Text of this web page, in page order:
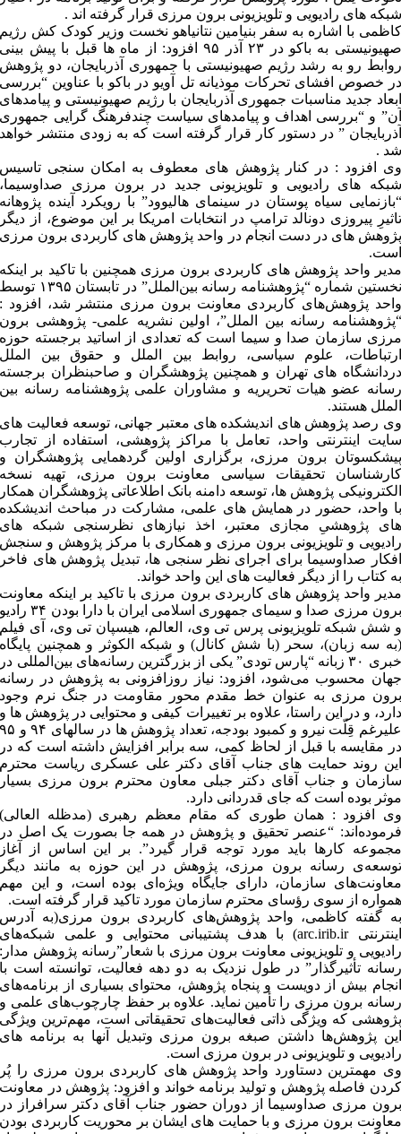
شبکه های رادیویی و تلویزیونی برون مرزی قرار گرفته اند .
کاظمی با اشاره به سفر بنیامین نتانیاهو نخست وزیر کودک کش رژیم
صهیونیستی به باکو در ۲۳ آذر ۹۵ افزود: از ماه ها قبل با پیش بینی
روابط رو به رشد رژیم صهیونیستی با جمهوری آذربایجان، دو پژوهش
در خصوص افشای تحرکات موذیانه تل آویو در باکو با عناوین “بررسی
ابعاد جدید مناسبات جمهوری آذربایجان با رژیم صهیونیستی و پیامدهای
آن” و “بررسی اهداف و پیامدهای سیاست چندفرهنگ گرایی جمهوری
آذربایجان ” در دستور کار قرار گرفته است که به زودی منتشر خواهد
شد .
وی افزود : در کنار پژوهش های معطوف به امکان سنجی تاسیس
شبکه های رادیویی و تلویزیونی جدید در برون مرزی صداوسیما،
“بازنمایی سیاه پوستان در سینمای هالیوود” با رویکرد آینده پژوهانه
تاثیرِ پیروزی دونالد ترامپ در انتخابات امریکا بر این موضوع، از دیگر
پژوهش های در دست انجام در واحد پژوهش های کاربردی برون مرزی
است.
مدیر واحد پژوهش های کاربردی برون مرزی همچنین با تاکید بر اینکه
نخستین شماره “پژوهشنامه رسانه بین‌الملل” در تابستان ۱۳۹۵ توسط
واحد پژوهش‌های کاربردی معاونت برون مرزی منتشر شد، افزود :
“پژوهشنامه رسانه بین الملل”، اولین نشریه علمی- پژوهشی برون
مرزی سازمان صدا و سیما است که تعدادی از اساتید برجسته حوزه
ارتباطات، علوم سیاسی، روابط بین الملل و حقوق بین الملل
دردانشگاه های تهران و همچنین پژوهشگران و صاحبنظران برجسته
رسانه عضو هیات تحریریه و مشاوران علمی پژوهشنامه رسانه بین
الملل هستند.
وی رصد پژوهش های اندیشکده های معتبر جهانی، توسعه فعالیت های
سایت اینترنتی واحد، تعامل با مراکز پژوهشی، استفاده از تجارب
پیشکسوتان برون مرزی، برگزاری اولین گردهمایی پژوهشگران و
کارشناسان تحقیقات سیاسی معاونت برون مرزی، تهیه نسخه
الکترونیکی پژوهش ها، توسعه دامنه بانک اطلاعاتی پژوهشگران همکار
با واحد، حضور در همایش های علمی، مشارکت در مباحث اندیشکده
های پژوهشیِ مجازی معتبر، اخذ نیازهای نظرسنجی شبکه های
رادیویی و تلویزیونی برون مرزی و همکاری با مرکز پژوهش و سنجش
افکار صداوسیما برای اجرای نظر سنجی ها، تبدیل پژوهش های فاخر
به کتاب را از دیگر فعالیت های این واحد خواند.
مدیر واحد پژوهش های کاربردی برون مرزی با تاکید بر اینکه معاونت
برون مرزی صدا و سیمای جمهوری اسلامی ایران با دارا بودن ۳۴ رادیو
و شش شبکه تلویزیونی پرس تی وی، العالم، هیسپان تی وی، آی فیلم
(به سه زبان)، سحر (با شش کانال) و شبکه الکوثر و همچنین پایگاه
خبری ۳۰ زبانه “پارس تودی” یکی از بزرگترین رسانه‌های بین‌المللی در
جهان محسوب می‌شود، افزود: نیاز روزافزونی به پژوهش در رسانه
برون مرزی به عنوان خط مقدم محور مقاومت در جنگ نرم وجود
دارد، و در این راستا، علاوه بر تغییرات کیفی و محتوایی در پژوهش ها و
علیرغم قِلّت نیرو و کمبود بودجه، تعداد پژوهش ها در سالهای ۹۴ و ۹۵
در مقایسه با قبل از لحاظ کمی، سه برابر افزایش داشته است که در
این روند حمایت های جناب آقای دکتر علی عسکری ریاست محترم
سازمان و جناب آقای دکتر جبلی معاون محترم برون مرزی بسیار
موثر بوده است که جای قدردانی دارد.
وی افزود : همان طوری که مقام معظم رهبری (مدظله العالی)
فرموده‌اند: “عنصر تحقیق و پژوهش در همه جا بصورت یک اصل در
مجموعه کارها باید مورد توجه قرار گیرد”. بر این اساس از آغاز
توسعه‌ی رسانه برون مرزی، پژوهش در این حوزه به مانند دیگر
معاونت‌های سازمان، دارای جایگاه ویژه‌ای بوده است، و این مهم
همواره از سوی رؤسای محترم سازمان مورد تاکید قرار گرفته است.
به گفته کاظمی، واحد پژوهش‌های کاربردی برون مرزی(به آدرس
اینترنتی arc.irib.ir) با هدف پشتیبانی محتوایی و علمی شبکه‌های
رادیویی و تلویزیونی معاونت برون مرزی با شعار”رسانه پژوهش مدار:
رسانه تأثیرگذار” در طول نزدیک به دو دهه فعالیت، توانسته است با
انجام بیش از دویست و پنجاه پژوهش، محتوای بسیاری از برنامه‌های
رسانه برون مرزی را تأمین نماید. علاوه بر حفظ چارچوب‌های علمی و
پژوهشی که ویژگی ذاتی فعالیت‌های تحقیقاتی است، مهم‌ترین ویژگی
این پژوهش‌ها داشتن صبغه برون مرزی وتبدیل آنها به برنامه های
رادیویی و تلویزیونی در برون مرزی است.
وی مهمترین دستاورد واحد پژوهش های کاربردی برون مرزی را پُر
کردن فاصله پژوهش و تولید برنامه خواند و افزود: پژوهش در معاونت
برون مرزی صداوسیما از دوران حضور جناب آقای دکتر سرافراز در
معاونت برون مرزی و با حمایت های ایشان بر محوریت کاربردی بودن